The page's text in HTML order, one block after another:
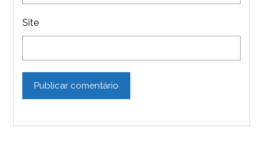
Site
Publicar comentário